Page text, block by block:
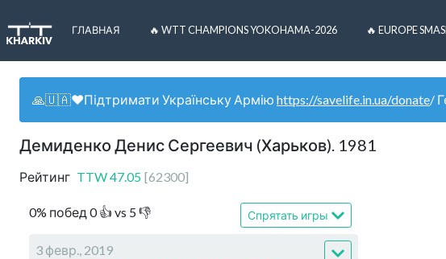
ГЛАВНАЯ 🔥 WTT CHAMPIONS YOKOHAMA-2026 🔥 EUROPE
🙏🇺🇦❤️Підтримати Українську Армію https://savelife.in.ua/donate/
Демиденко Денис Сергеевич (Харьков). 1981
Рейтинг TTW47.05 [62300]
0% побед 0👍 vs 5👎 Спрятать игры
3 февр., 2019